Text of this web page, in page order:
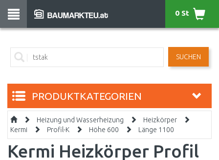
SUCHEN
0 St
PRODUKTKATEGORIEN
Heizung und Wasserheizung
Heizkörper
Kermi
Profil-K Höhe 600 Länge 1100
Kermi Heizkörper Profil